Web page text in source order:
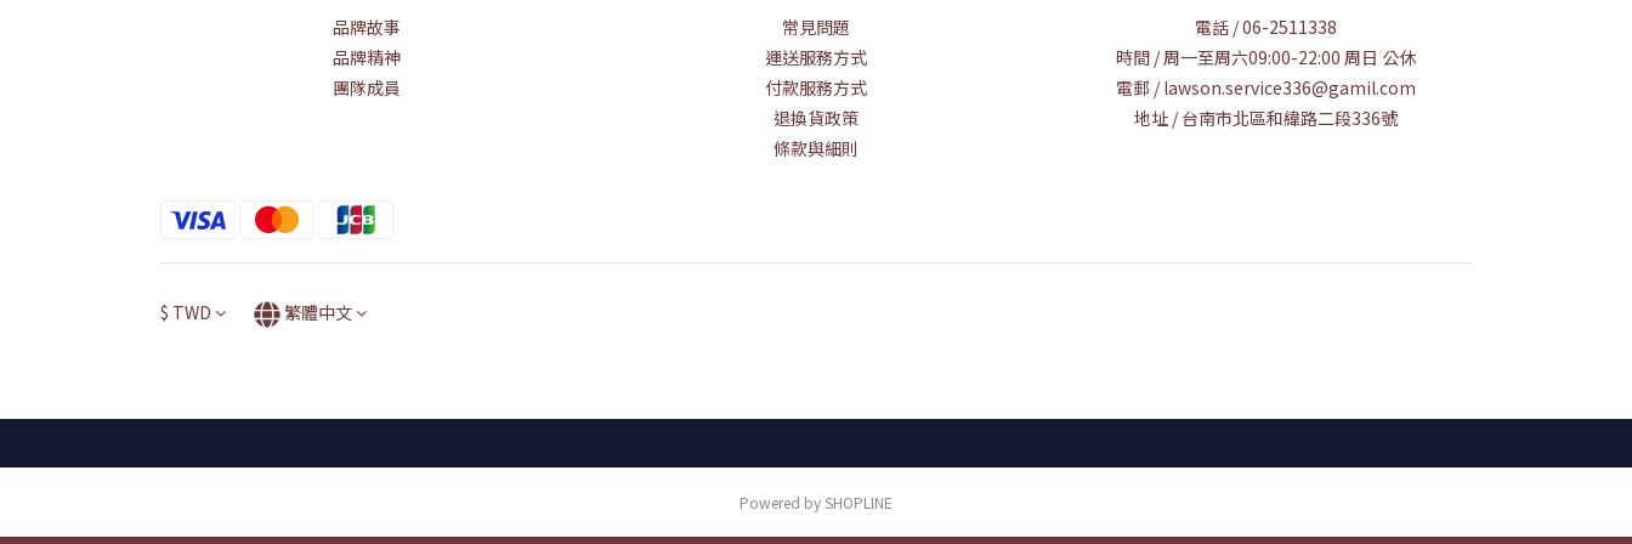
品牌故事
品牌精神
團隊成員
常見問題
運送服務方式
付款服務方式
退換貨政策
條款與細則
電話 / 06-2511338
時間 / 周一至周六09:00-22:00 周日 公休
電郵 / lawson.service336@gamil.com
地址 / 台南市北區和緯路二段336號
$ TWD 繁體中文
Powered by SHOPLINE